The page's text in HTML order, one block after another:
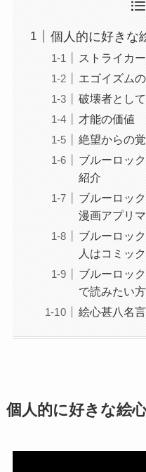
個人的に好きな
ストライカ
エゴイズム
破壊者とし
才能の価値
絶望からの
ブルーロッ
紹介
ブルーロッ
漫画アプリ
ブルーロッ
人はコミッ
ブルーロッ
で読みたい方
絵心甚八名
個人的に好きな絵